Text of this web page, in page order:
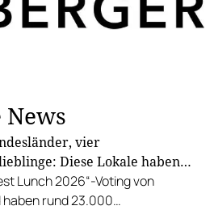
vier
Diese Lokale haben
überzeugt
Lunch 2026“-Voting von
haben rund 23.000